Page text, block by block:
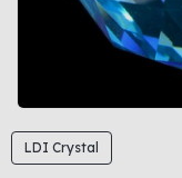
LDI Crystal